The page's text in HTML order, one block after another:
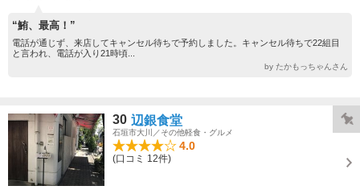
“鮪、最高！”
電話が通じず、来店してキャンセル待ちで予約しました。キャンセル待ちで22組目
と言われ、電話が入り21時頃...
by たかもっちゃんさん
30 辺銀食堂
石垣市大川／その他軽食・グルメ
4.0
(口コミ 12件)